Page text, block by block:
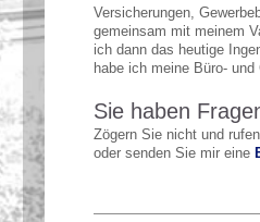
Versicherungen,
gemeinsam mit meinem
ich dann das heutige
habe ich meine Büro-
Sie haben
Zögern Sie nicht und
oder senden Sie mir eine